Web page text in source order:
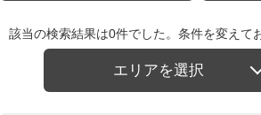
該当の検索結果は0件でした。条件を変えて
エリアを選択